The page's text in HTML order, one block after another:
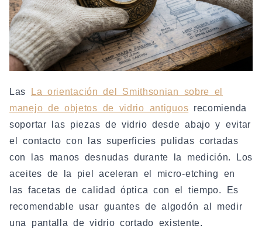
Las
La orientación del Smithsonian sobre el
manejo de objetos de vidrio antiguos recomienda
soportar las piezas de vidrio desde abajo y evitar
el contacto con las superficies pulidas cortadas
con las manos desnudas durante la medición. Los
aceites de la piel aceleran el micro-etching en
las facetas de calidad óptica con el tiempo. Es
recomendable usar guantes de algodón al medir
una pantalla de vidrio cortado existente.